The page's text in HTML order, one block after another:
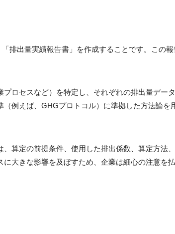
排出量実績報告書」を作成することです。この
ロセスなど）を特定し、それぞれの排出量デー
例えば、GHGプロトコル）に準拠した方法論を
算定の前提条件、使用した排出係数、算定方法
大きな影響を及ぼすため、企業は細心の注意を